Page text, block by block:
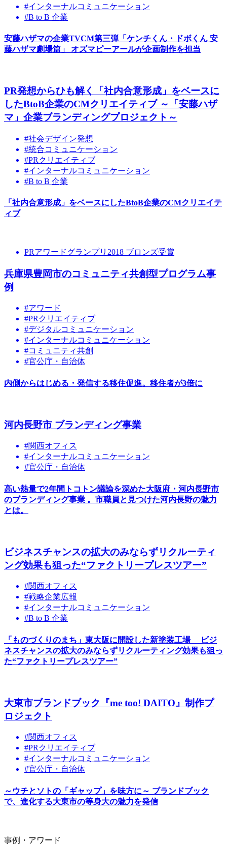
#インターナルコミュニケーション
#B to B 企業
安藤ハザマの企業TVCM第三弾「ケンチくん・ドボくん 安
藤ハザマ劇場篇」 オズマピーアールが企画制作を担当
PR発想からひも解く「社内合意形成」をベースに
したBtoB企業のCMクリエイティブ ～「安藤ハザ
マ」企業ブランディングプロジェクト～
#社会デザイン発想
#統合コミュニケーション
#PRクリエイティブ
#インターナルコミュニケーション
#B to B 企業
「社内合意形成」をベースにしたBtoB企業のCMクリエイテ
ィブ
PRアワードグランプリ2018 ブロンズ受賞
兵庫県豊岡市のコミュニティ共創型プログラム事
例
#アワード
#PRクリエイティブ
#デジタルコミュニケーション
#インターナルコミュニケーション
#コミュニティ共創
#官公庁・自治体
内側からはじめる・発信する移住促進。移住者が3倍に
河内長野市 ブランディング事業
#関西オフィス
#インターナルコミュニケーション
#官公庁・自治体
高い熱量で2年間トコトン議論を深めた大阪府・河内長野市
のブランディング事業 。市職員と見つけた河内長野の魅力
とは。
ビジネスチャンスの拡大のみならずリクルーティ
ング効果も狙った“ファクトリープレスツアー”
#関西オフィス
#戦略企業広報
#インターナルコミュニケーション
#B to B 企業
「ものづくりのまち」東大阪に開設した新塗装工場 ビジ
ネスチャンスの拡大のみならずリクルーティング効果も狙っ
た“ファクトリープレスツアー”
大東市ブランドブック『me too! DAITO』制作プ
ロジェクト
#関西オフィス
#PRクリエイティブ
#インターナルコミュニケーション
#官公庁・自治体
～ウチとソトの「ギャップ」を味方に～ ブランドブック
で、進化する大東市の等身大の魅力を発信
事例・アワード